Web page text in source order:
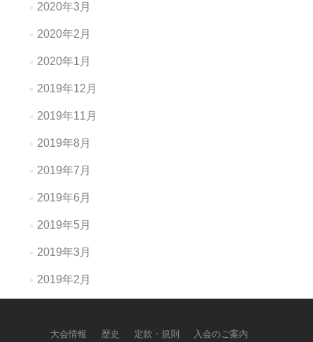
2020年3月
2020年2月
2020年1月
2019年12月
2019年11月
2019年8月
2019年7月
2019年6月
2019年5月
2019年3月
2019年2月
大会情報 歴史 定款・規則 入会のご案内